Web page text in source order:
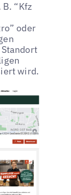
“Kfz
oder
wird.